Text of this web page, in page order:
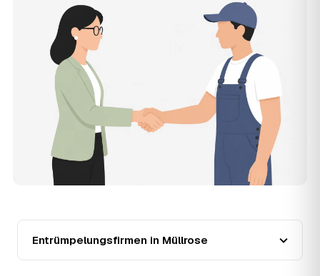
Entrümpler aus Müllrose zum Vergleichen. Bezahlt wird nur
der Entrümpler, den Sie selbst auswählen.
Was kostet die Entrümpelung einer normalen
Wohnung in Müllrose?
Für eine durchschnittliche Wohnung mit rund 65 m² liegen
die Kosten in Müllrose bei etwa 1.840 €, das entspricht im
Schnitt rund 30,2 € je Quadratmeter. Zugänglichkeit
(Etage, Aufzug), Menge und Sperrmüllanteil verschieben
den Preis nach oben oder unten — den genauen
Festpreis nennt Ihnen der Entrümpler nach kurzer
Beschreibung.
Werden Entrümpelungen in Müllrose in Zukunft
Seit 2020 verlief die Preisentwicklung in Müllrose fallend
(−23 %), mit dem bisherigen Höchststand im Jahr 2020.
Eine Prognose lässt sich daraus nicht ableiten, aber die
Daten zeigen: Wer frühzeitig anfragt, sichert sich das
Entrümpelungsfirmen in Müllrose